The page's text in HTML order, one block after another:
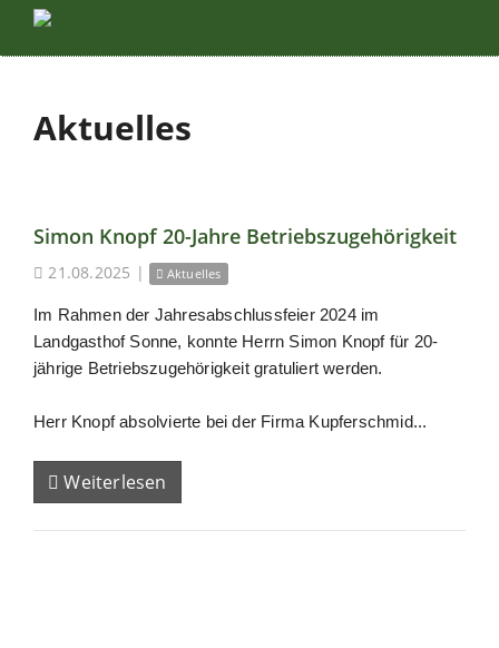
Aktuelles
Simon Knopf 20-Jahre Betriebszugehörigkeit
21.08.2025 | Aktuelles
Im Rahmen der Jahresabschlussfeier 2024 im
Landgasthof Sonne, konnte Herrn Simon Knopf für 20-
jährige Betriebszugehörigkeit gratuliert werden.
Herr Knopf absolvierte bei der Firma Kupferschmid...
Weiterlesen